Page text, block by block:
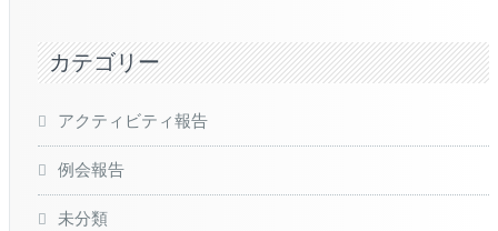
カテゴリー
アクティビティ報告
例会報告
未分類